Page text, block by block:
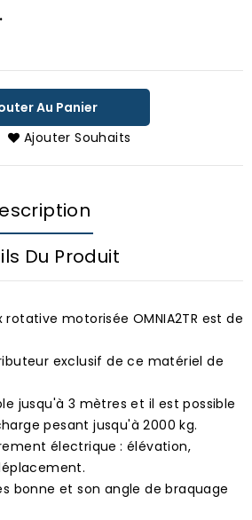
Au Panier
Ajouter Souhaits
Du Produit
motorisée OMNIA2TR est de
exclusif de ce matériel de
jusqu'à 3 mètres et il est possible
pesant jusqu'à 2000 kg.
électrique : élévation,
bonne et son angle de braquage